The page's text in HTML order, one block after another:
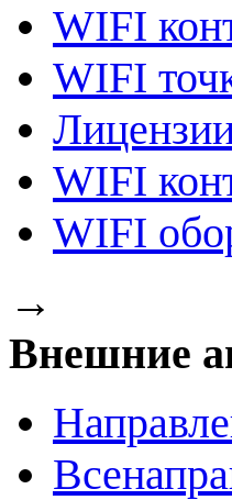
WIFI
WIFI
WIFI
WIFI
→
Внешние